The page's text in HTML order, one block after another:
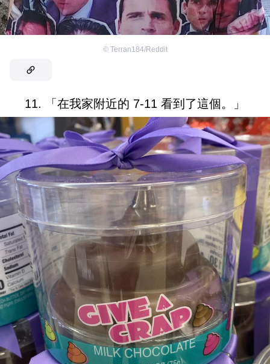
© Terran184/Reddit
11. 「在我家附近的 7-11 看到了這個。」